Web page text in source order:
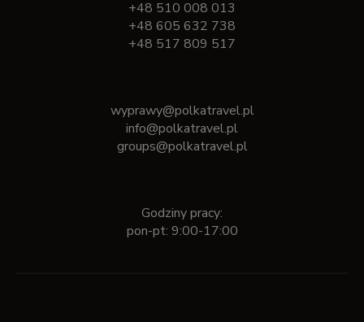
+48 510 008 013
+48 605 632 738
+48 517 809 517
wyprawy@polkatravel.pl
info@polkatravel.pl
groups@polkatravel.pl
Godziny pracy:
pon-pt: 9:00-17:00